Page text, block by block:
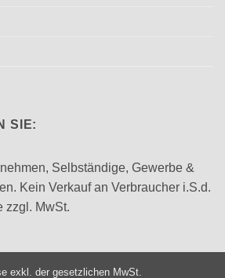
SIE:
Selbständige, Gewerbe &
Kein Verkauf an Verbraucher i.S.d.
zzgl. MwSt.
exkl. der gesetzlichen MwSt.